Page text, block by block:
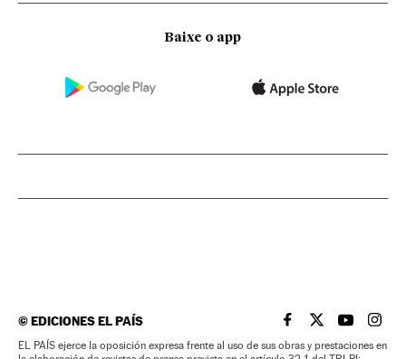
Baixe o app
©EDICIONES EL PAÍS EL PAÍS BRASIL EN
EL PAÍSEL PAÍS
EL
EL PAÍS ejerce la oposición expresa frente al uso de sus obras y prestaciones en